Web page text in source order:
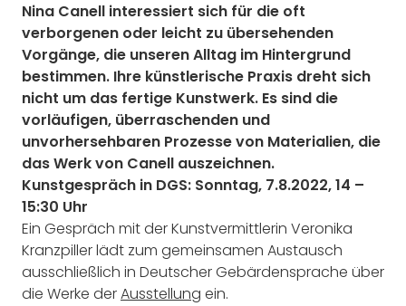
Nina Canell interessiert sich für die oft
verborgenen oder leicht zu übersehenden
Vorgänge, die unseren Alltag im Hintergrund
bestimmen. Ihre künstlerische Praxis dreht sich
nicht um das fertige Kunstwerk. Es sind die
vorläufigen, überraschenden und
unvorhersehbaren Prozesse von Materialien, die
das Werk von Canell auszeichnen.
Kunstgespräch in DGS: Sonntag, 7.8.2022, 14 –
15:30 Uhr
Ein Gespräch mit der Kunstvermittlerin Veronika
Kranzpiller lädt zum gemeinsamen Austausch
ausschließlich in Deutscher Gebärdensprache über
die Werke derAusstellung ein.